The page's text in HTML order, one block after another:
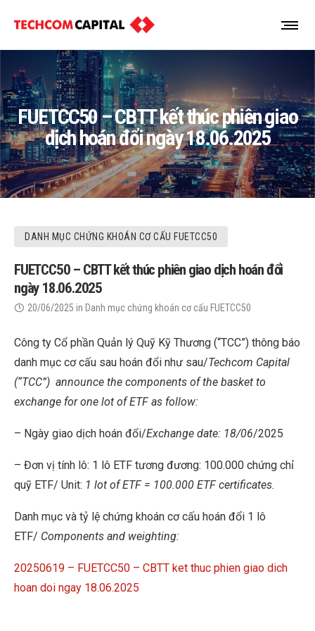
FUETCC50 – CBTT kết thúc phiên giao
dịch hoán đổi ngày 18.06.2025
DANH MỤC CHỨNG KHOÁN CƠ CẤU FUETCC50
FUETCC50 – CBTT kết thúc phiên giao dịch hoán đổi
ngày 18.06.2025
20/06/2025 in Danh mục chứng khoán cơ cấu FUETCC50
Công ty Cổ phần Quản lý Quỹ Kỹ Thương (“TCC”) thông báo
danh mục cơ cấu sau hoán đổi như sau/Techcom Capital
(“TCC”) announce the components of the basket to
exchange for one lot of ETF as follow:
– Ngày giao dịch hoán đổi/Exchange date: 18/06/2025
– Đơn vị tính lô: 1 lô ETF tương đương: 100.000 chứng chỉ
quỹ ETF/ Unit: 1 lot of ETF = 100.000 ETF certificates.
Danh mục và tỷ lệ chứng khoán cơ cấu hoán đổi 1 lô
ETF/ Components and weighting:
20250619 – FUETCC50 – CBTT ket thuc phien giao dich
hoan doi ngay 18.06.2025